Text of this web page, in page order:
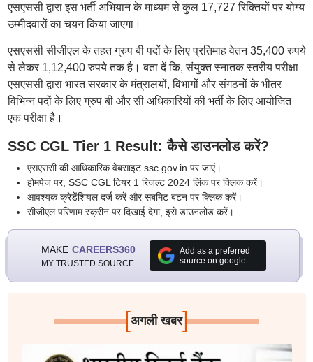
एसएससी द्वारा इस भर्ती अभियान के माध्यम से कुल 17,727 रिक्तियों पर योग्य
उम्मीदवारों का चयन किया जाएगा।
एसएससी सीजीएल के तहत ग्रुप बी पदों के लिए प्रतिमाह वेतन 35,400 रुपये
से लेकर 1,12,400 रुपये तक है। बता दें कि, संयुक्त स्नातक स्तरीय परीक्षा
एसएससी द्वारा भारत सरकार के मंत्रालयों, विभागों और संगठनों के भीतर
विभिन्न पदों के लिए ग्रुप बी और सी अधिकारियों की भर्ती के लिए आयोजित
एक परीक्षा है।
SSC CGL Tier 1 Result: कैसे डाउनलोड करें?
एसएससी की आधिकारिक वेबसाइट ssc.gov.in पर जाएं।
होमपेज पर, SSC CGL टियर 1 रिजल्ट 2024 लिंक पर क्लिक करें।
आवश्यक क्रेडेंशियल दर्ज करें और सबमिट बटन पर क्लिक करें।
सीजीएल परिणाम स्क्रीन पर दिखाई देगा, इसे डाउनलोड करें।
MAKE CAREERS360
MY TRUSTED SOURCE
Add as a preferred
source on google
[अगली खबर]